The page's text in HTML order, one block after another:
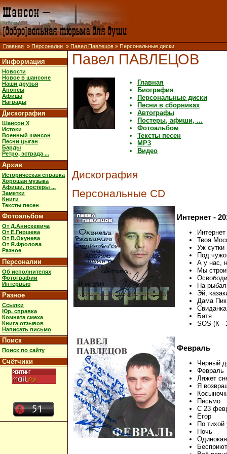
Главная » Персоналии » Павел Павлецов » Персональные диски
Информация
Новости
Новое в шансоне
Наши друзья
Анонсы
Афиша
Награды
Дискография
Шансон X
Истоки
Военный шансон
Песни цыган
Барды
Ретро, эстрада ...
Архив
Историческая справка
Хорошая музыка
Афиши, постеры ...
Заметки
Книги
Тексты песен
Фотоальбом
От Д.Анискевича
От Е.Гиршева
От В.Окунева
От Я.Фролова
Разное
Персоналии
Об исполнителях
Фотографии
Интервью
Разное
Ссылки
Юр. справка
Комната смеха
Книга отзывов
Написать письмо
Поиск
Поиск по сайту
Счётчики
Павел ПАВЛЕЦОВ
Главная
Биография
Персональные диски
Песни в сборниках
Автографы
Постеры, афиши, ...
Фотоальбом
Тексты песен
MP3
Видео
Дискография
Персональные CD
Интернет -
Интернет
Твоя
Уж сутки
Под
А у нас,
Мы
На
Эй,
Дама Пик
Свиданка
Батя
SOS (К -
Февраль
Чёрный
Февраль
Ляжет
Я
Письмо
С 23
Егор
По тихой
Ночь